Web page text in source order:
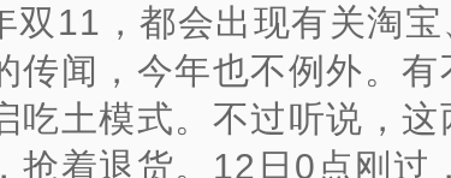
双11，都会出现有关淘宝
传闻，今年也不例外。有
吃土模式。不过听说，这
抢着退货。 12日0点刚过